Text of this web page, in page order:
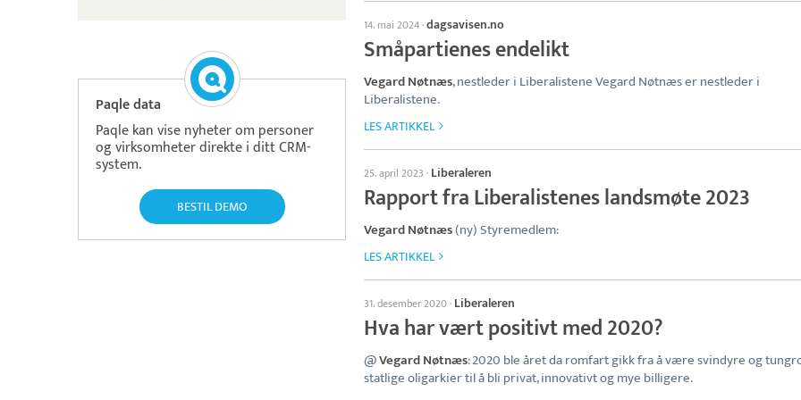
Paqle data
Paqle kan vise nyheter om personer
og virksomheter direkte i ditt CRM-
system.
BESTIL DEMO
14. mai 2024·dagsavisen.no
Småpartienes endelikt
Vegard Nøtnæs, nestleder i Liberalistene Vegard Nøtnæs er nestleder i
Liberalistene.
LES ARTIKKEL
25. april 2023 · Liberaleren
Rapport fra Liberalistenes landsmøte 2023
Vegard Nøtnæs(ny) Styremedlem:
LES ARTIKKEL
31. desember 2020· Liberaleren
Hva har vært positivt med 2020?
@Vegard Nøtnæs: 2020 ble året da romfart gikk fra å være svindyre og
statlige oligarkier til å bli privat, innovativt og mye billigere.